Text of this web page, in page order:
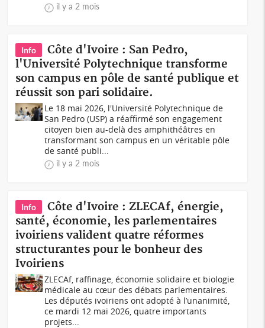
il y a 2 mois
Info
Côte d'Ivoire : San Pedro,
l'Université Polytechnique transforme
son campus en pôle de santé publique et
réussit son pari solidaire.
Le 18 mai 2026, l'Université Polytechnique de
San Pedro (USP) a réaffirmé son engagement
citoyen bien au-delà des amphithéâtres en
transformant son campus en un véritable pôle
de santé publi...
il y a 2 mois
Info
Côte d'Ivoire : ZLECAf, énergie,
santé, économie, les parlementaires
ivoiriens valident quatre réformes
structurantes pour le bonheur des
Ivoiriens
ZLECAf, raffinage, économie solidaire et biologie
médicale au cœur des débats parlementaires.
Les députés ivoiriens ont adopté à l’unanimité,
ce mardi 12 mai 2026, quatre importants
projets...